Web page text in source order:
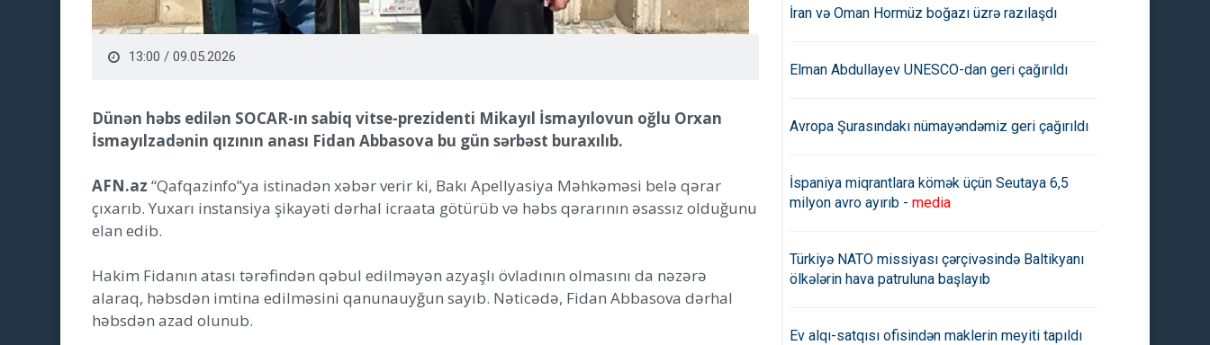
13:00 / 09.05.2026
Dünən həbs edilən SOCAR-ın sabiq vitse-prezidenti Mikayıl İsmayılovun oğlu Orxan
İsmayılzadənin qızının anası Fidan Abbasova bu gün sərbəst buraxılıb.
AFN.az “Qafqazinfo”ya istinadən xəbər verir ki, Bakı Apellyasiya Məhkəməsi belə qərar
çıxarıb. Yuxarı instansiya şikayəti dərhal icraata götürüb və həbs qərarının əsassız olduğunu
elan edib.
Hakim Fidanın atası tərəfindən qəbul edilməyən azyaşlı övladının olmasını da nəzərə
alaraq, həbsdən imtina edilməsini qanunauyğun sayıb. Nəticədə, Fidan Abbasova dərhal
həbsdən azad olunub.
İran və Oman Hormüz boğazı üzrə razılaşdı
Elman Abdullayev UNESCO-dan geri çağırıldı
Avropa Şurasındakı nümayəndəmiz geri çağırıldı
İspaniya miqrantlara kömək üçün Seutaya 6,5
milyon avro ayırıb - media
Türkiyə NATO missiyası çərçivəsində Baltikyanı
ölkələrin hava patruluna başlayıb
Ev alqı-satqısı ofisindən maklerin meyiti tapıldı